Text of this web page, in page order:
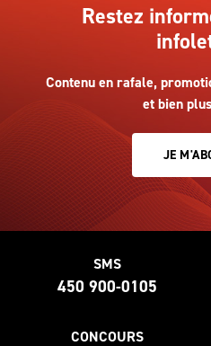
Restez
Contenu en rafale,
et bien
JE
SMS
450 900-0105
CONCOURS